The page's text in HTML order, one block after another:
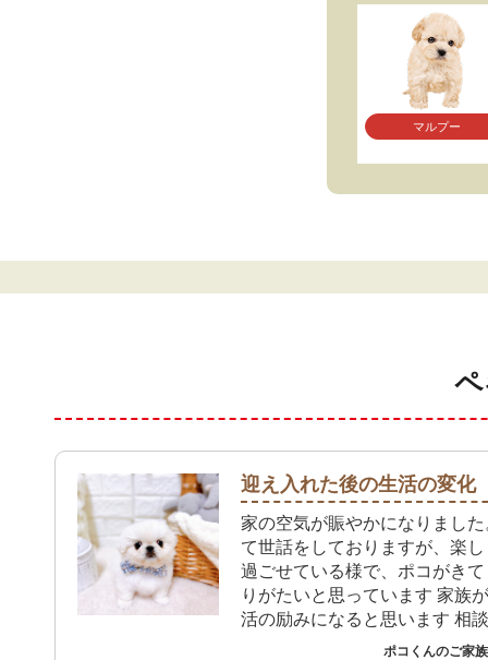
マルプー
迎え入れた後の生活の変化
家の空気が賑やかになりまし
て世話をしておりますが、楽
過ごせている様で、ポコがき
りがたいと思っています 家族
活の励みになると思います 相
もあるかと思いますが、また
ポコくんのご家